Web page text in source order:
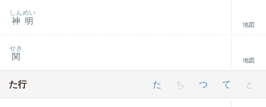
神明
しんめい
地図
関
せき
地図
た行 た ち つ て と